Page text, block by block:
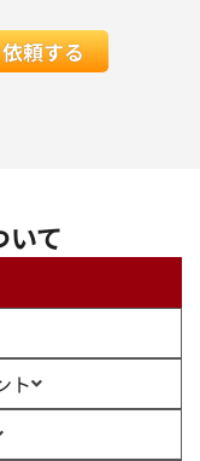
頼する
いて
ト